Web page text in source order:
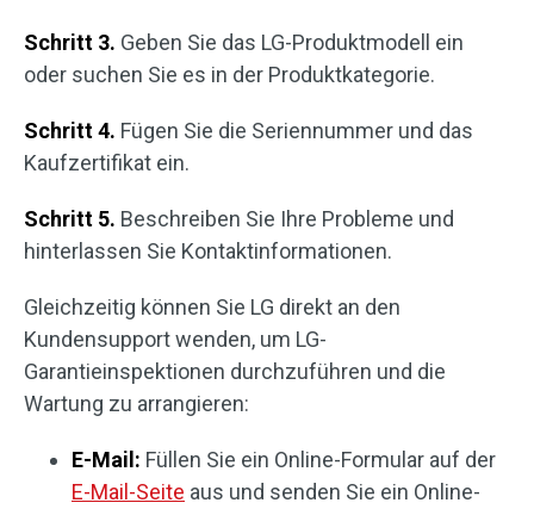
Schritt 3. Geben Sie das LG-Produktmodell ein
oder suchen Sie es in der Produktkategorie.
Schritt 4. Fügen Sie die Seriennummer und das
Kaufzertifikat ein.
Schritt 5. Beschreiben Sie Ihre Probleme und
hinterlassen Sie Kontaktinformationen.
Gleichzeitig können Sie LG direkt an den
Kundensupport wenden, um LG-
Garantieinspektionen durchzuführen und die
Wartung zu arrangieren:
E-Mail: Füllen Sie ein Online-Formular auf der
E-Mail-Seite aus und senden Sie ein Online-